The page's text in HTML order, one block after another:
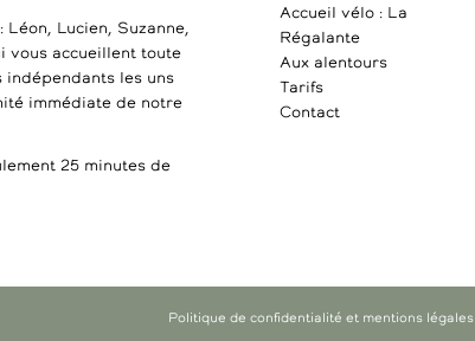
Lucien, Suzanne,
vous accueillent toute
indépendants les uns
immédiate de notre
25 minutes de
Accueil vélo : La
Régalante
Aux alentours
Tarifs
Contact
Politique de confidentialité et mentions légales